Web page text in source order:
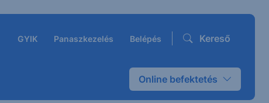
GYIK Panaszkezelés Belépés Kereső
Online befektetés